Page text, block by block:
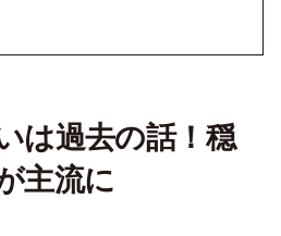
は過去の話！穏
主流に